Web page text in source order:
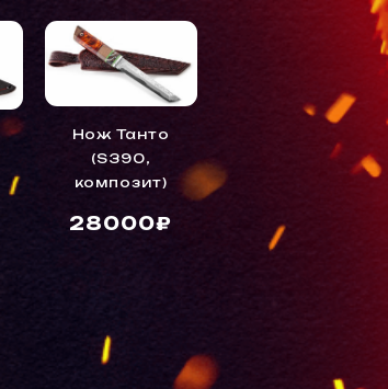
Нож Танто
(S390,
композит)
28000₽
Нож Глухарь